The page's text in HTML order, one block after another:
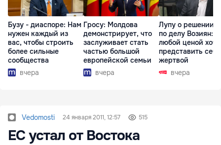
Бузу - диаспоре: Нам
нужен каждый из
вас, чтобы строить
более сильные
сообщества
вчера
Гросу: Молдова
демонстрирует, что
заслуживает стать
частью большой
европейской семьи
вчера
Лупу о решении
по делу Возиян:
любой ценой
представить себя
жертвой
вчера
Vedomosti 24 января 2011, 12:57 515
ЕС устал от Востока